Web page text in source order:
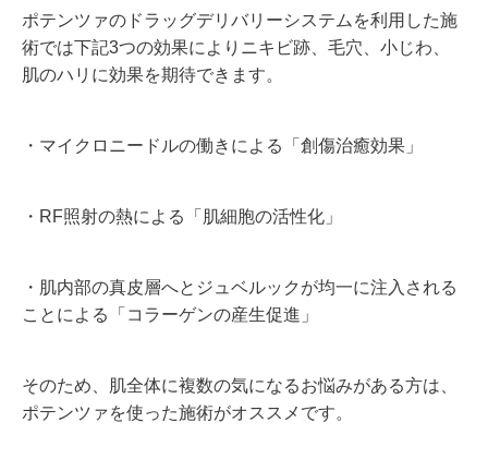
ポテンツァのドラッグデリバリーシステムを利用した施
術では下記3つの効果によりニキビ跡、毛穴、小じわ、
肌のハリに効果を期待できます。
・マイクロニードルの働きによる「創傷治癒効果」
・RF照射の熱による「肌細胞の活性化」
・肌内部の真皮層へとジュベルックが均一に注入される
ことによる「コラーゲンの産生促進」
そのため、肌全体に複数の気になるお悩みがある方は、
ポテンツァを使った施術がオススメです。